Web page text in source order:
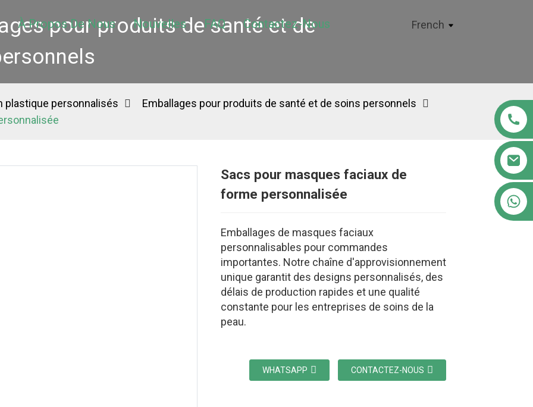
À Propos De Nous Nouvelles FAQ Contactez-Nous French
pour produits de santé et de
plastique personnalisés
Emballages pour produits de santé et de soins personnels
Sacs pour masques faciaux de
forme personnalisée
Emballages de masques faciaux
personnalisables pour commandes
importantes. Notre chaîne d'approvisionnement
unique garantit des designs personnalisés, des
délais de production rapides et une qualité
constante pour les entreprises de soins de la
peau.
WHATSAPP CONTACTEZ-NOUS